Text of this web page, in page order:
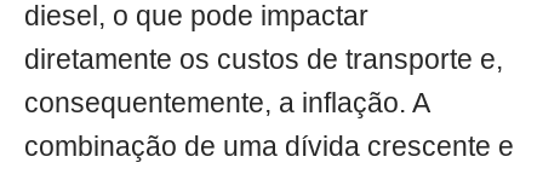
diesel, o que pode impactar
diretamente os custos de transporte e,
consequentemente, a inflação. A
combinação de uma dívida crescente e